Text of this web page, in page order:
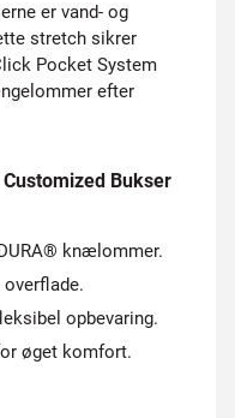
er vand- og
stretch sikrer
Pocket System
efter
Bukser
knælommer.
opbevaring.
øget komfort.